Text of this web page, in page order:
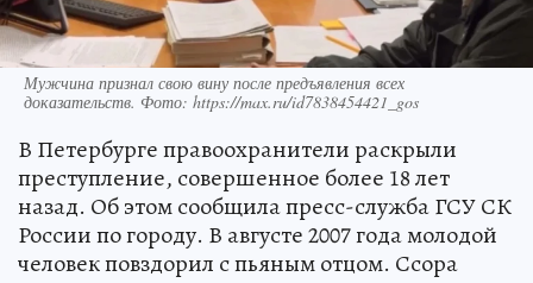
Мужчина признал свою вину после предъявления всех
доказательств. Фото: https://max.ru/id7838454421_gos
В Петербурге правоохранители раскрыли
преступление, совершенное более 18 лет
назад. Об этом сообщила пресс-служба ГСУ СК
России по городу. В августе 2007 года молодой
человек повздорил с пьяным отцом. Ссора